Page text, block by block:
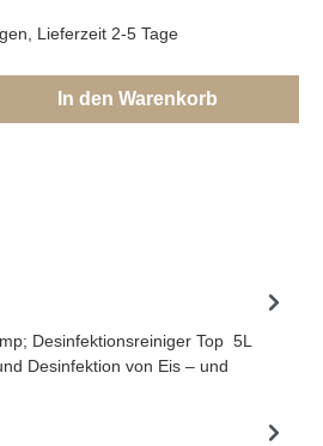
Lieferzeit 2-5 Tage
In den Warenkorb
Desinfektionsreiniger Top 5L
Desinfektion von Eis – und